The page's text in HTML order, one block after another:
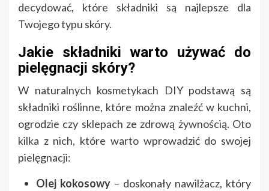
decydować, które składniki są najlepsze dla
Twojego typu skóry.
Jakie składniki warto używać do
pielęgnacji skóry?
W naturalnych kosmetykach DIY podstawą są
składniki roślinne, które można znaleźć w kuchni,
ogrodzie czy sklepach ze zdrową żywnością. Oto
kilka z nich, które warto wprowadzić do swojej
pielęgnacji:
Olej kokosowy – doskonały nawilżacz, który